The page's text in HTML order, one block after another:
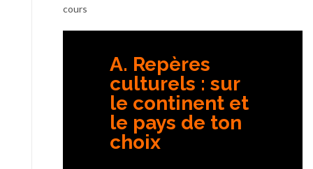
cours
A. Repères
culturels : sur
le continent et
le pays de ton
choix